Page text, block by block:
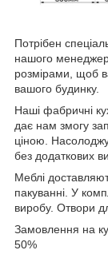
Потрібен
нашого
розмірами, щоб
вашого будинку.
Наші фабричні
дає нам змогу
ціною.
без додаткових
Меблі
пакуванні. У
виробу. Отвори
Замовлення на
50%